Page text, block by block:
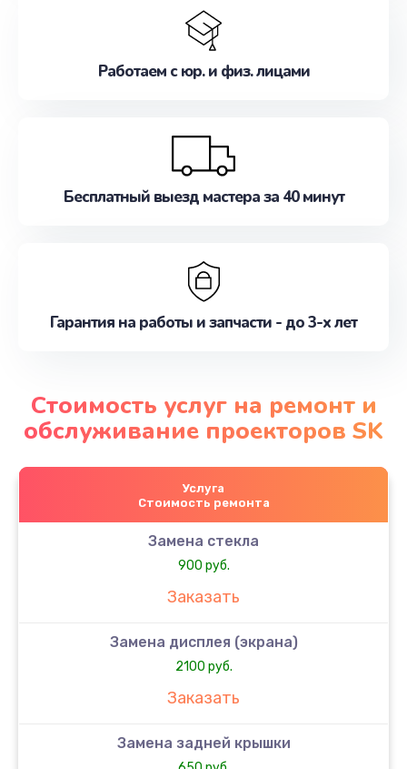
Работаем с юр. и физ. лицами
Бесплатный выезд мастера за 40 минут
Гарантия на работы и запчасти - до 3-х лет
Стоимость услуг на ремонт и
обслуживание проекторов SK
Услуга
Стоимость ремонта
Замена стекла
900 руб.
Заказать
Замена дисплея (экрана)
2100 руб.
Заказать
Замена задней крышки